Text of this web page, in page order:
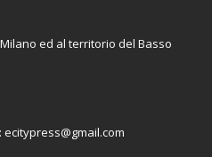
ed al territorio del Basso
ecitypress@gmail.com